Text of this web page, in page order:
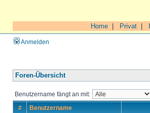
Home Privat
Anmelden
Foren-Übersicht
Benutzername fängt an mit:
# Benutzername